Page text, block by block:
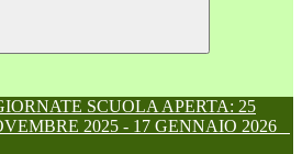
SCUOLA APERTA: 25
2025 - 17 GENNAIO 2026